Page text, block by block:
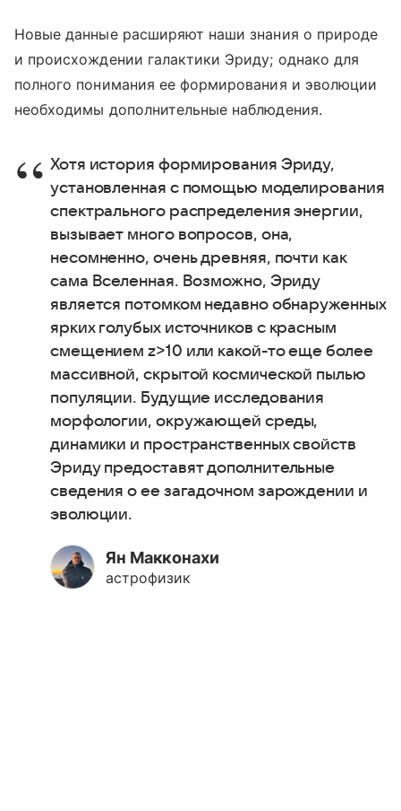
Новые данные расширяют наши знания о природе
и происхождении галактики Эриду; однако для
полного понимания ее формирования и эволюции
необходимы дополнительные наблюдения.
Хотя история формирования Эриду,
установленная с помощью моделирования
спектрального распределения энергии,
вызывает много вопросов, она,
несомненно, очень древняя, почти как
сама Вселенная. Возможно, Эриду
является потомком недавно обнаруженных
ярких голубых источников с красным
смещением z>10 или какой-то еще более
массивной, скрытой космической пылью
популяции. Будущие исследования
морфологии, окружающей среды,
динамики и пространственных свойств
Эриду предоставят дополнительные
сведения о ее загадочном зарождении и
эволюции.
Ян Макконахи
астрофизик